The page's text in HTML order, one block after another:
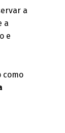
a
a
e
como